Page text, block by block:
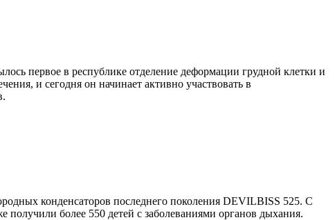
первое в республике отделение деформации грудной клетки и
и сегодня он начинает активно участвовать в
конденсаторов последнего поколения DEVILBISS 525. С
более 550 детей с заболеваниями органов дыхания.